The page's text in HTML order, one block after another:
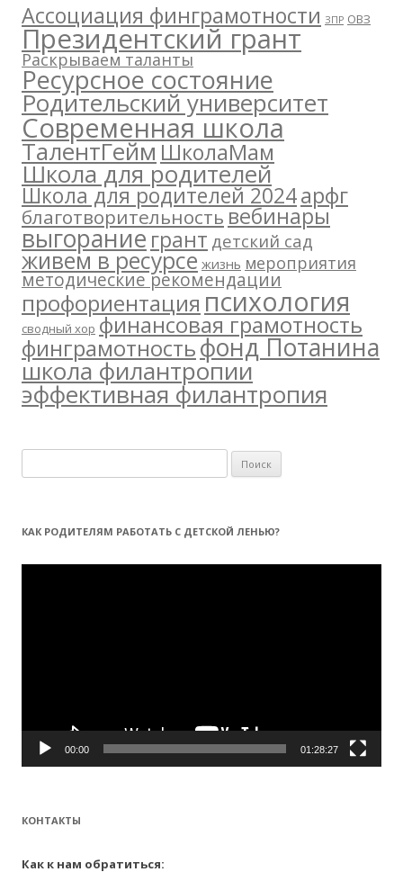
Ассоциация финграмотности ЗПР ОВЗ
Президентский грант
Раскрываем таланты
Ресурсное состояние
Родительский университет
Современная школа
ТалентГеймШколаМам
Школа для родителей
Школа для родителей 2024арфг
благотворительностьвебинары
выгораниегрант детский сад
живем в ресурсе жизнь мероприятия
методические рекомендации
профориентация психология
сводный хор финансовая грамотность
финграмотностьфонд Потанина
школа филантропии
эффективная филантропия
а
т
:
КАК РОДИТЕЛЯМ РАБОТАТЬ С ДЕТСКОЙ ЛЕНЬЮ?
Видеоплеер
00:00 01:28:27
КОНТАКТЫ
Как к нам обратиться: